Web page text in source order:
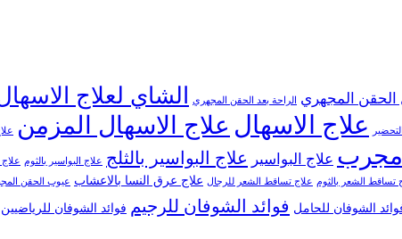
الحقن المجهري الراحة بعد الحقن المجهري الشاي لعلاج
علاج الاسهال علاج الاسهال المزمن
مجرب علاج البواسير علاج البواسير بالثلج علاج البواسير بالثوم علاج
تساقط الشعر بالثوم علاج تساقط الشعر للرجال علاج عرق النسا بالاعشاب عيوب الحقن
الشوفان للحامل فوائد الشوفان للرجيم فوائد الشوفان للرياضيين